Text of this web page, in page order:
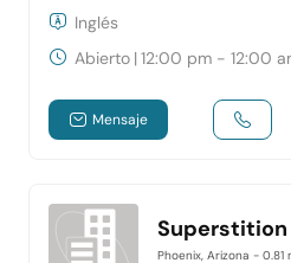
Inglés
Abierto |12:00 pm - 12:00
Mensaje
Phoenix, Arizona - 0.81